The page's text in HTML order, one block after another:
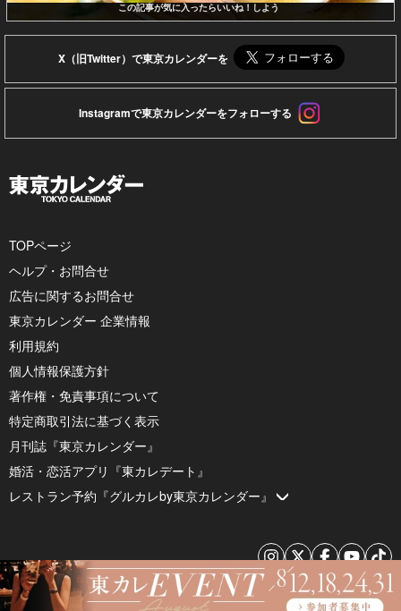
この記事が気に入ったらいいね！しよう
X（旧Twitter）で東京カレンダーを
Instagramで東京カレンダーをフォローする
TOPページ
ヘルプ・お問合せ
広告に関するお問合せ
東京カレンダー 企業情報
利用規約
個人情報保護方針
著作権・免責事項について
特定商取引法に基づく表示
月刊誌『東京カレンダー』
婚活・恋活アプリ『東カレデート』
レストラン予約『グルカレby東京カレンダー』
© 2026 by Tokyo Calendar, Inc.